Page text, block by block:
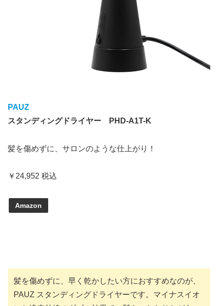
PAUZ
スタンディングドライヤー PHD-A1T-K
髪を傷めずに、サロンのような仕上がり！
￥24,952 税込
Amazon
髪を傷めずに、早く乾かしたい方におすすめなのが、
PAUZ スタンディングドライヤーです。マイナスイオ